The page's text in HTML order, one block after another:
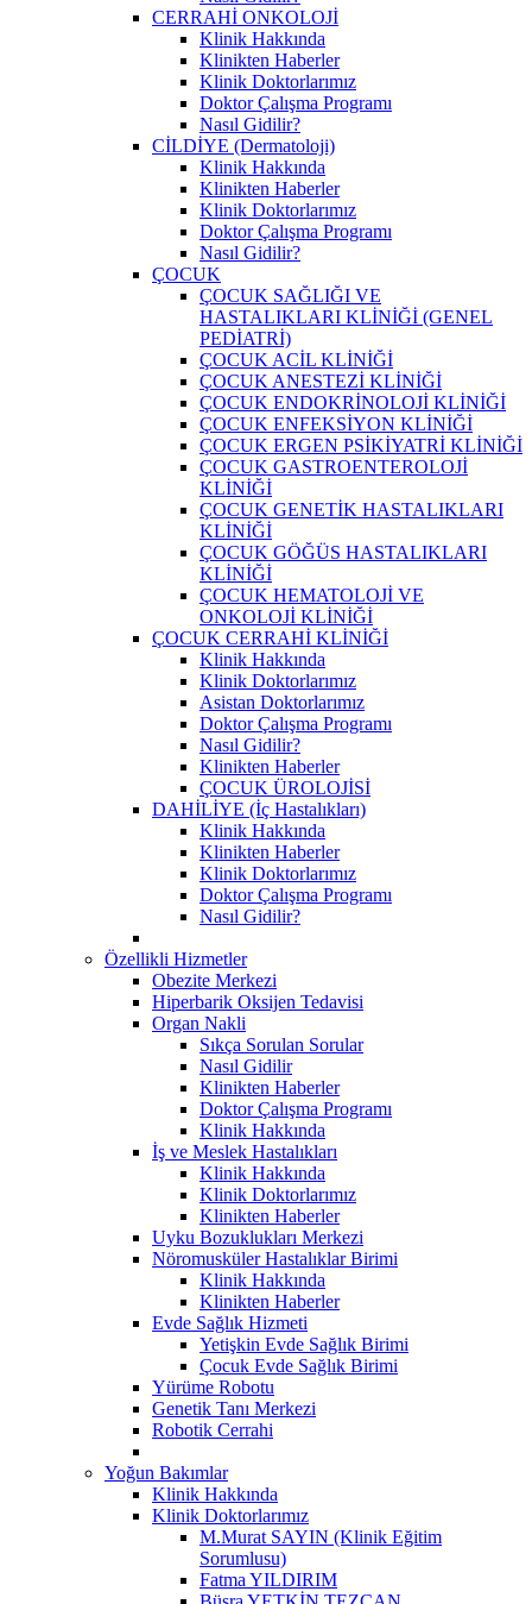
CERRAHİ ONKOLOJİ
Klinik Hakkında
Klinikten Haberler
Klinik Doktorlarımız
Doktor Çalışma Programı
Nasıl Gidilir?
CİLDİYE (Dermatoloji)
Klinik Hakkında
Klinikten Haberler
Klinik Doktorlarımız
Doktor Çalışma Programı
Nasıl Gidilir?
ÇOCUK
ÇOCUK SAĞLIĞI VE
HASTALIKLARI KLİNİĞİ (GENEL
PEDİATRİ)
ÇOCUK ACİL KLİNİĞİ
ÇOCUK ANESTEZİ KLİNİĞİ
ÇOCUK ENDOKRİNOLOJİ KLİNİĞİ
ÇOCUK ENFEKSİYON KLİNİĞİ
ÇOCUK ERGEN PSİKİYATRİ KLİNİĞİ
ÇOCUK GASTROENTEROLOJİ
KLİNİĞİ
ÇOCUK GENETİK HASTALIKLARI
KLİNİĞİ
ÇOCUK GÖĞÜS HASTALIKLARI
KLİNİĞİ
ÇOCUK HEMATOLOJİ VE
ONKOLOJİ KLİNİĞİ
ÇOCUK CERRAHİ KLİNİĞİ
Klinik Hakkında
Klinik Doktorlarımız
Asistan Doktorlarımız
Doktor Çalışma Programı
Nasıl Gidilir?
Klinikten Haberler
ÇOCUK ÜROLOJİSİ
DAHİLİYE (İç Hastalıkları)
Klinik Hakkında
Klinikten Haberler
Klinik Doktorlarımız
Doktor Çalışma Programı
Nasıl Gidilir?
Özellikli Hizmetler
Obezite Merkezi
Hiperbarik Oksijen Tedavisi
Organ Nakli
Sıkça Sorulan Sorular
Nasıl Gidilir
Klinikten Haberler
Doktor Çalışma Programı
Klinik Hakkında
İş ve Meslek Hastalıkları
Klinik Hakkında
Klinik Doktorlarımız
Klinikten Haberler
Uyku Bozuklukları Merkezi
Nöromusküler Hastalıklar Birimi
Klinik Hakkında
Klinikten Haberler
Evde Sağlık Hizmeti
Yetişkin Evde Sağlık Birimi
Çocuk Evde Sağlık Birimi
Yürüme Robotu
Genetik Tanı Merkezi
Robotik Cerrahi
Yoğun Bakımlar
Klinik Hakkında
Klinik Doktorlarımız
M.Murat SAYIN (Klinik Eğitim
Sorumlusu)
Fatma YILDIRIM